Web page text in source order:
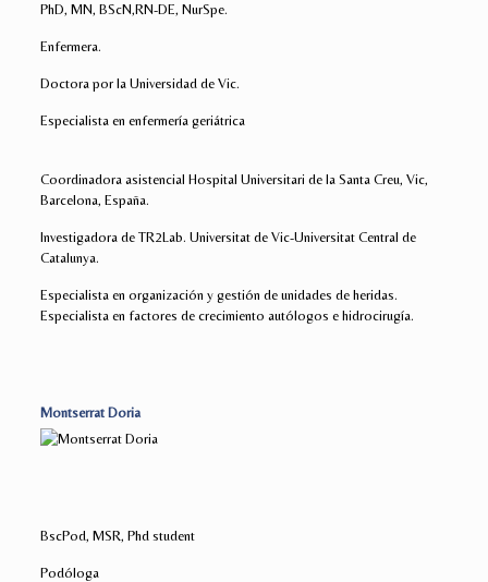
PhD, MN, BScN,RN-DE, NurSpe.
Enfermera.
Doctora por la Universidad de Vic.
Especialista en enfermería geriátrica
Coordinadora asistencial Hospital Universitari de la Santa Creu, Vic,
Barcelona, España.
Investigadora de TR2Lab. Universitat de Vic-Universitat Central de
Catalunya.
Especialista en organización y gestión de unidades de heridas.
Especialista en factores de crecimiento autólogos e hidrocirugía.
Montserrat Doria
BscPod, MSR, Phd student
Podóloga